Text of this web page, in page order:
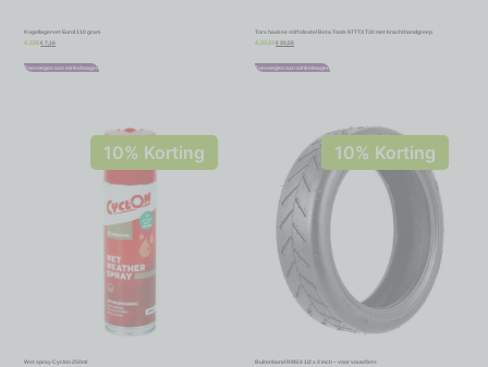
Kogellagervet Eurol 110 gram
€ 7,95 € 7,16
Toevoegen aan winkelwagen
Torx haakse stiftsleutel Beta Tools 97TTX T30 met krachthandgreep
€ 22,87 € 20,58
Toevoegen aan winkelwagen
10% Korting
Wet spray Cyclon 250ml
10% Korting
Buitenband RMS 8 1/2 x 2 inch – voor vouwfiets